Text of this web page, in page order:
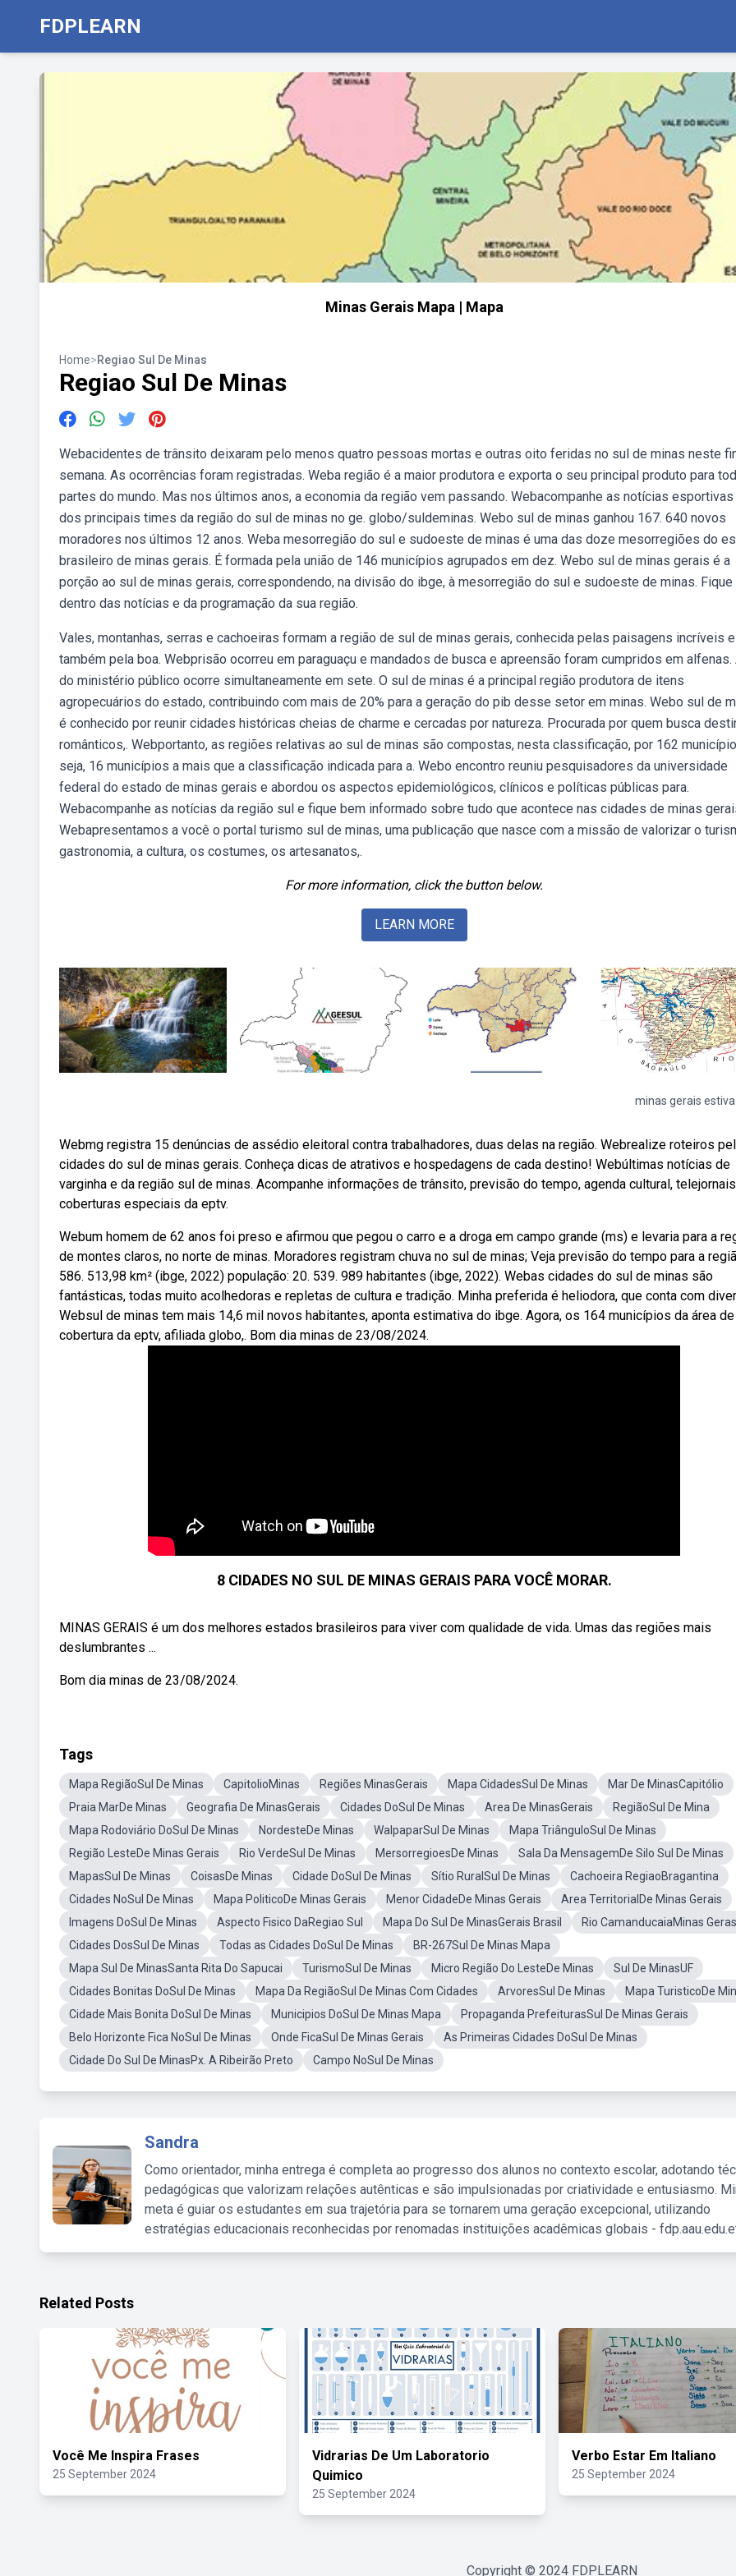
FDPLEARN
Minas Gerais Mapa | Mapa
Home>Regiao Sul De Minas
Regiao Sul De Minas
Webacidentes de trânsito deixaram pelo menos quatro pessoas mortas e outras oito feridas no sul de minas neste
semana. As ocorrências foram registradas. Weba região é a maior produtora e exporta o seu principal produto para
partes do mundo. Mas nos últimos anos, a economia da região vem passando. Webacompanhe as notícias esportivas
dos principais times da região do sul de minas no ge. globo/suldeminas. Webo sul de minas ganhou 167. 640 novos
moradores nos últimos 12 anos. Weba mesorregião do sul e sudoeste de minas é uma das doze mesorregiões do
brasileiro de minas gerais. É formada pela união de 146 municípios agrupados em dez. Webo sul de minas gerais é a
porção ao sul de minas gerais, correspondendo, na divisão do ibge, à mesorregião do sul e sudoeste de minas. Fique
dentro das notícias e da programação da sua região.
Vales, montanhas, serras e cachoeiras formam a região de sul de minas gerais, conhecida pelas paisagens incríveis e
também pela boa. Webprisão ocorreu em paraguaçu e mandados de busca e apreensão foram cumpridos em alfenas.
do ministério público ocorre simultaneamente em sete. O sul de minas é a principal região produtora de itens
agropecuários do estado, contribuindo com mais de 20% para a geração do pib desse setor em minas. Webo sul de
é conhecido por reunir cidades históricas cheias de charme e cercadas por natureza. Procurada por quem busca
românticos,. Webportanto, as regiões relativas ao sul de minas são compostas, nesta classificação, por 162
seja, 16 municípios a mais que a classificação indicada para a. Webo encontro reuniu pesquisadores da universidade
federal do estado de minas gerais e abordou os aspectos epidemiológicos, clínicos e políticas públicas para.
Webacompanhe as notícias da região sul e fique bem informado sobre tudo que acontece nas cidades de minas
Webapresentamos a você o portal turismo sul de minas, uma publicação que nasce com a missão de valorizar o
gastronomia, a cultura, os costumes, os artesanatos,.
For more information, click the button below.
LEARN MORE
minas gerais estiva
Webmg registra 15 denúncias de assédio eleitoral contra trabalhadores, duas delas na região. Webrealize roteiros
cidades do sul de minas gerais. Conheça dicas de atrativos e hospedagens de cada destino! Webúltimas notícias de
varginha e da região sul de minas. Acompanhe informações de trânsito, previsão do tempo, agenda cultural,
coberturas especiais da eptv.
Webum homem de 62 anos foi preso e afirmou que pegou o carro e a droga em campo grande (ms) e levaria para a
de montes claros, no norte de minas. Moradores registram chuva no sul de minas; Veja previsão do tempo para a
586. 513,98 km² (ibge, 2022) população: 20. 539. 989 habitantes (ibge, 2022). Webas cidades do sul de minas são
fantásticas, todas muito acolhedoras e repletas de cultura e tradição. Minha preferida é heliodora, que conta com
Websul de minas tem mais 14,6 mil novos habitantes, aponta estimativa do ibge. Agora, os 164 municípios da área de
cobertura da eptv, afiliada globo,. Bom dia minas de 23/08/2024.
8 CIDADES NO SUL DE MINAS GERAIS PARA VOCÊ MORAR.
MINAS GERAIS é um dos melhores estados brasileiros para viver com qualidade de vida. Umas das regiões mais
deslumbrantes ...
Bom dia minas de 23/08/2024.
Tags
Mapa RegiãoSul De Minas CapitolioMinas Regiões MinasGerais Mapa CidadesSul De Minas
Mar De MinasCapitólio
Praia MarDe Minas
Geografia De MinasGerais Cidades DoSul De Minas Area De MinasGerais
RegiãoSul De Mina
Mapa Rodoviário DoSul De Minas
NordesteDe Minas WalpaparSul De Minas
Mapa TriânguloSul De Minas
Região LesteDe Minas Gerais
Rio VerdeSul De Minas MersorregioesDe Minas
Sala Da MensagemDe Silo Sul De Minas
MapasSul De Minas
CoisasDe Minas Cidade DoSul De Minas Sítio RuralSul De Minas
Cachoeira RegiaoBragantina
Cidades NoSul De Minas
Mapa PoliticoDe Minas Gerais Menor CidadeDe Minas Gerais
Area TerritorialDe Minas Gerais
Imagens DoSul De Minas
Aspecto Fisico DaRegiao Sul Mapa Do Sul De MinasGerais Brasil
Rio CamanducaiaMinas Geras
Cidades DosSul De Minas
Todas as Cidades DoSul De Minas
BR-267Sul De Minas Mapa
Mapa Sul De MinasSanta Rita Do Sapucai
TurismoSul De Minas Micro Região Do LesteDe Minas
Sul De MinasUF
Cidades Bonitas DoSul De Minas
Mapa Da RegiãoSul De Minas Com Cidades ArvoresSul De Minas
Mapa TuristicoDe
Cidade Mais Bonita DoSul De Minas
Municipios DoSul De Minas Mapa
Propaganda PrefeiturasSul De Minas Gerais
Belo Horizonte Fica NoSul De Minas
Onde FicaSul De Minas Gerais
As Primeiras Cidades DoSul De Minas
Cidade Do Sul De MinasPx. A Ribeirão Preto
Campo NoSul De Minas
Sandra
Como orientador, minha entrega é completa ao progresso dos alunos no contexto escolar, adotando
pedagógicas que valorizam relações autênticas e são impulsionadas por criatividade e entusiasmo.
meta é guiar os estudantes em sua trajetória para se tornarem uma geração excepcional, utilizando
estratégias educacionais reconhecidas por renomadas instituições acadêmicas globais -
Related Posts
Você Me Inspira Frases
25 September 2024
Vidrarias De Um Laboratorio
Quimico
25 September 2024
Verbo Estar Em Italiano
25 September 2024
Copyright © 2024 FDPLEARN